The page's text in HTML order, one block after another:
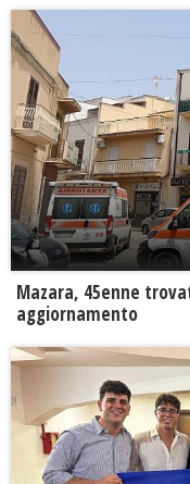
Mazara, 45enne
aggiornamento